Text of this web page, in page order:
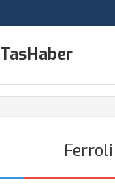
TasHaber
Ferroli